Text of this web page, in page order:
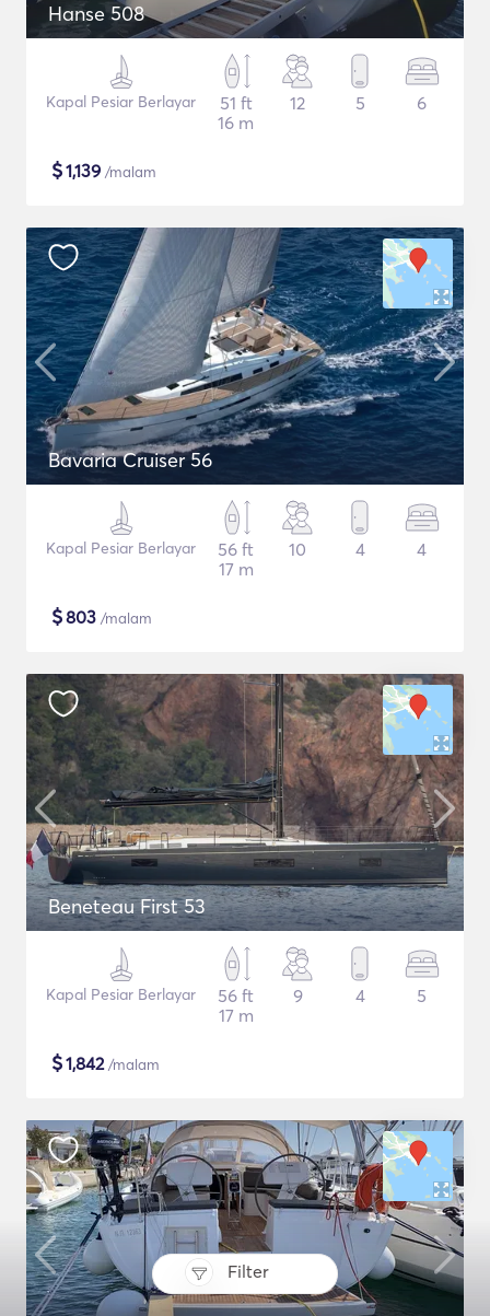
Filter
Hanse 508
Kapal Pesiar Berlayar
51 ft
16 m
12 5 6
$1,139 /malam
Bavaria Cruiser 56
Kapal Pesiar Berlayar
56 ft
17 m
10 4 4
$803 /malam
Beneteau First 53
Kapal Pesiar Berlayar
56 ft
17 m
9 4 5
$1,842/malam